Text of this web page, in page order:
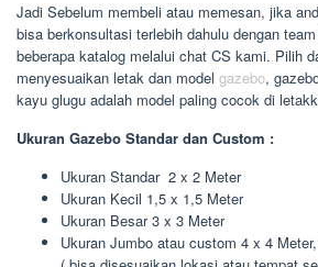
Jadi Sebelum membeli atau memesan, jika
bisa berkonsultasi terlebih dahulu dengan
beberapa katalog melalui chat CS kami. Pilih
menyesuaikan letak dan model gazebo,
kayu glugu adalah model paling cocok di
Ukuran Gazebo Standar dan Custom :
Ukuran Standar 2 x 2 Meter
Ukuran Kecil 1,5 x 1,5 Meter
Ukuran Besar 3 x 3 Meter
Ukuran Jumbo atau custom 4 x 4